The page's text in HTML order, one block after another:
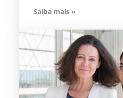
Saiba mais »